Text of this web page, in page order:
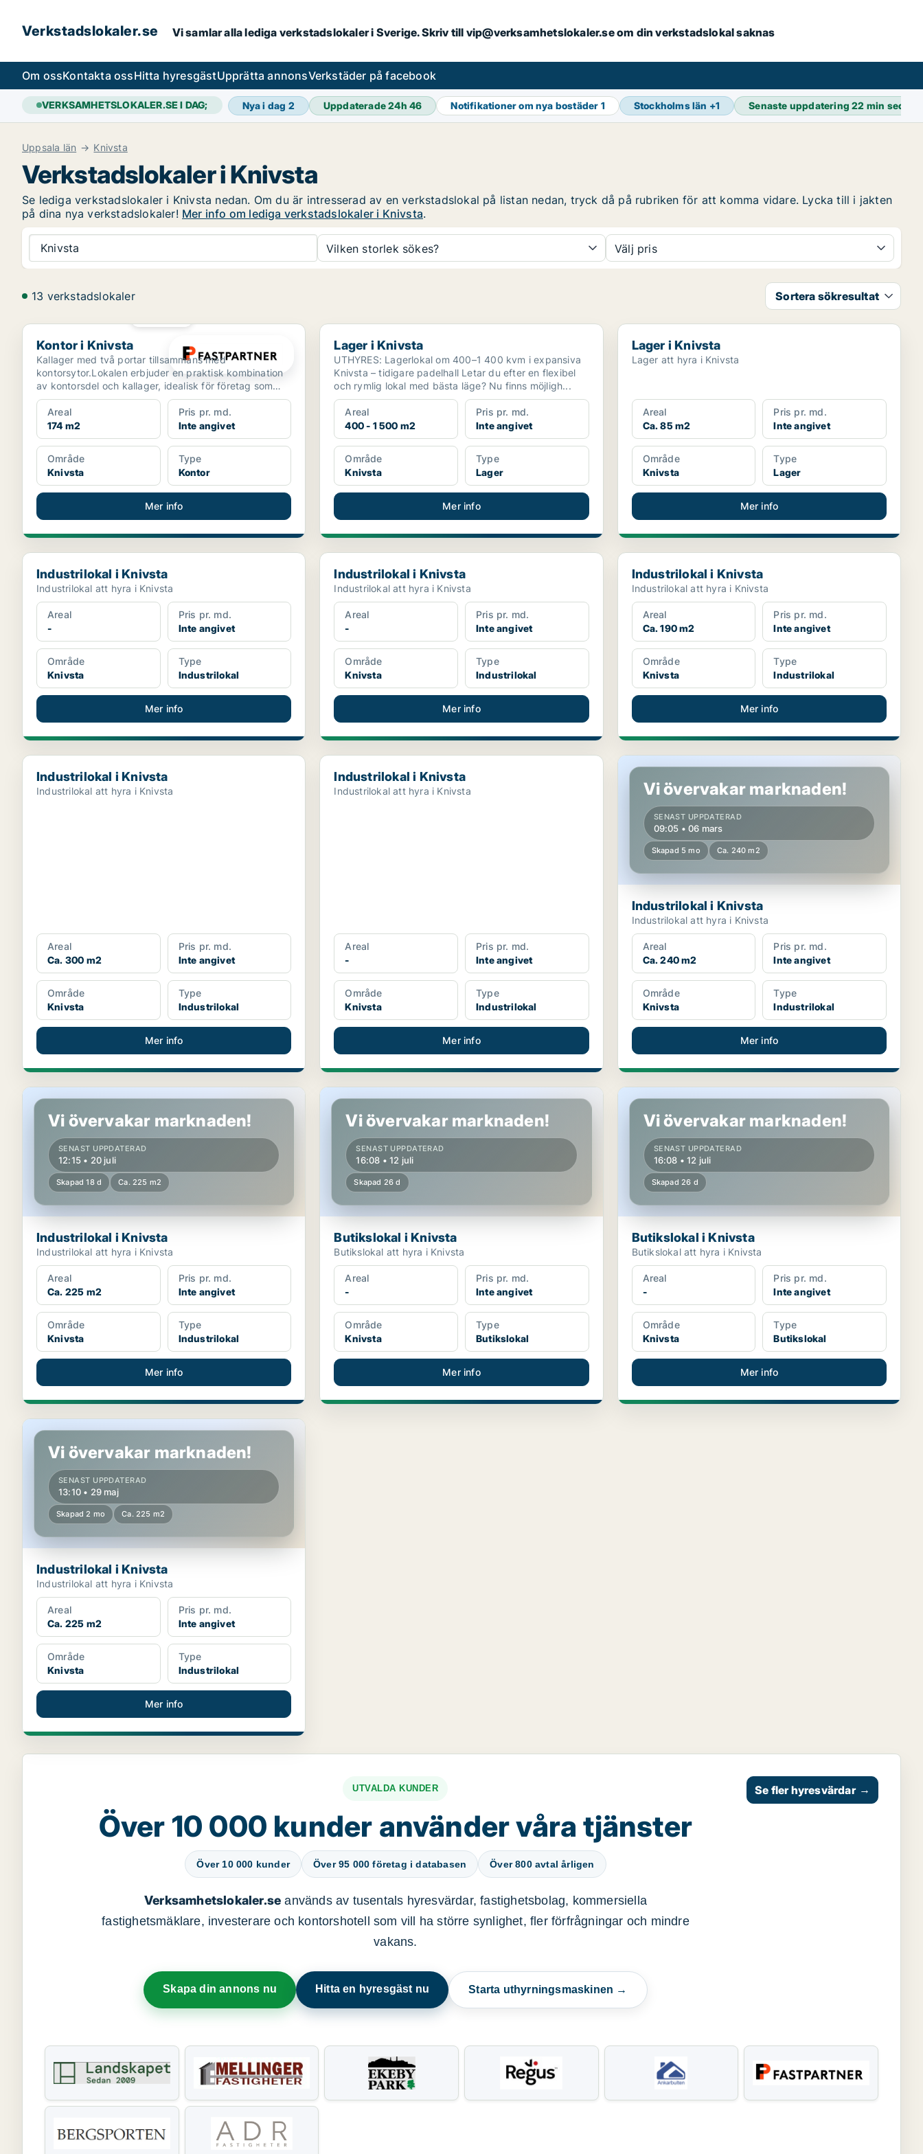
Verkstadslokaler.se Vi samlar alla lediga verkstadslokaler i Sverige. Skriv till vip@verksamhetslokaler.se om din verkstadslokal saknas
Om ossKontakta ossHitta hyresgästUpprätta annonsVerkstäder på facebook
VERKSAMHETSLOKALER.SE I DAG; Nya i dag 2 Uppdaterade 24h46 Notifikationer om nya bostäder 1 Stockholms län +1 Senaste uppdatering22 min sedan
Uppsala län Knivsta
Verkstadslokaler i Knivsta
Se lediga verkstadslokaler i Knivsta nedan. Om du är intresserad av en verkstadslokal på listan nedan, tryck då på rubriken för att komma vidare. Lycka till i jakten
på dina nya verkstadslokaler! Mer info om lediga verkstadslokaler i Knivsta.
Knivsta Vilken storlek sökes? Välj pris
13 verkstadslokaler Sortera sökresultat
Kontor i Knivsta
Kontor i Knivsta
Kallager med två portar tillsammans med
kontorsytor.Lokalen erbjuder en praktisk kombination
av kontorsdel och kallager, idealisk för företag som
söker funkt...
Areal
174 m2
Pris pr. md.
Inte angivet
Område
Knivsta
Type
Kontor
Mer info
Lager i Knivsta
Lager i Knivsta
UTHYRES: Lagerlokal om 400–1 400 kvm i expansiva
Knivsta – tidigare padelhall Letar du efter en flexibel
och rymlig lokal med bästa läge? Nu finns möjligh...
Areal
400 - 1 500 m2
Pris pr. md.
Inte angivet
Område
Knivsta
Type
Lager
Mer info
Lager i Knivsta
Lager i Knivsta
Lager att hyra i Knivsta
Areal
Ca. 85 m2
Pris pr. md.
Inte angivet
Område
Knivsta
Type
Lager
Mer info
Industrilokal i Knivsta
Industrilokal i Knivsta
Industrilokal att hyra i Knivsta
Areal
-
Pris pr. md.
Inte angivet
Område
Knivsta
Type
Industrilokal
Mer info
Industrilokal i Knivsta
Industrilokal i Knivsta
Industrilokal att hyra i Knivsta
Areal
-
Pris pr. md.
Inte angivet
Område
Knivsta
Type
Industrilokal
Mer info
Industrilokal i Knivsta
Industrilokal i Knivsta
Industrilokal att hyra i Knivsta
Areal
Ca. 190 m2
Pris pr. md.
Inte angivet
Område
Knivsta
Type
Industrilokal
Mer info
Industrilokal i Knivsta
Industrilokal i Knivsta
Industrilokal att hyra i Knivsta
Areal
Ca. 300 m2
Pris pr. md.
Inte angivet
Område
Knivsta
Type
Industrilokal
Mer info
Industrilokal i Knivsta
Industrilokal i Knivsta
Industrilokal att hyra i Knivsta
Areal
-
Pris pr. md.
Inte angivet
Område
Knivsta
Type
Industrilokal
Mer info
Industrilokal i Knivsta
Vi övervakar marknaden!
SENAST UPPDATERAD
09:05 • 06 mars
Skapad 5 mo Ca. 240 m2
Industrilokal i Knivsta
Industrilokal att hyra i Knivsta
Areal
Ca. 240 m2
Pris pr. md.
Inte angivet
Område
Knivsta
Type
Industrilokal
Mer info
Industrilokal i Knivsta
Vi övervakar marknaden!
SENAST UPPDATERAD
12:15 • 20 juli
Skapad 18 d Ca. 225 m2
Industrilokal i Knivsta
Industrilokal att hyra i Knivsta
Areal
Ca. 225 m2
Pris pr. md.
Inte angivet
Område
Knivsta
Type
Industrilokal
Mer info
Butikslokal i Knivsta
Vi övervakar marknaden!
SENAST UPPDATERAD
16:08 • 12 juli
Skapad 26 d
Butikslokal i Knivsta
Butikslokal att hyra i Knivsta
Areal
-
Pris pr. md.
Inte angivet
Område
Knivsta
Type
Butikslokal
Mer info
Butikslokal i Knivsta
Vi övervakar marknaden!
SENAST UPPDATERAD
16:08 • 12 juli
Skapad 26 d
Butikslokal i Knivsta
Butikslokal att hyra i Knivsta
Areal
-
Pris pr. md.
Inte angivet
Område
Knivsta
Type
Butikslokal
Mer info
Industrilokal i Knivsta
Vi övervakar marknaden!
SENAST UPPDATERAD
13:10 • 29 maj
Skapad 2 mo Ca. 225 m2
Industrilokal i Knivsta
Industrilokal att hyra i Knivsta
Areal
Ca. 225 m2
Pris pr. md.
Inte angivet
Område
Knivsta
Type
Industrilokal
Mer info
UTVALDA KUNDER
Över 10 000 kunder använder våra tjänster
Över 10 000 kunder Över 95 000 företag i databasen Över 800 avtal årligen
Verksamhetslokaler.se används av tusentals hyresvärdar, fastighetsbolag, kommersiella
fastighetsmäklare, investerare och kontorshotell som vill ha större synlighet, fler förfrågningar och mindre
vakans.
Skapa din annons nu Hitta en hyresgäst nu Starta uthyrningsmaskinen →
Se fler hyresvärdar →